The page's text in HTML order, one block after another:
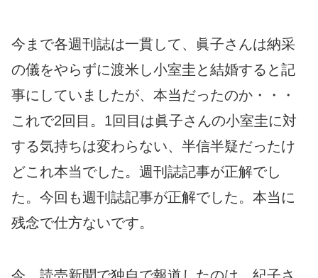
今まで各週刊誌は一貫して、眞子さんは納采
の儀をやらずに渡米し小室圭と結婚すると記
事にしていましたが、本当だったのか・・・
これで2回目。1回目は眞子さんの小室圭に対
する気持ちは変わらない、半信半疑だったけ
どこれ本当でした。週刊誌記事が正解でし
た。今回も週刊誌記事が正解でした。本当に
残念で仕方ないです。